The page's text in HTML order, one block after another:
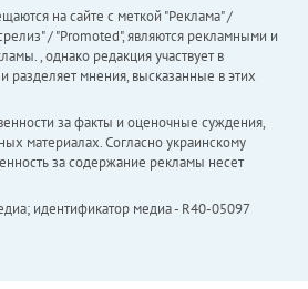
на сайте с меткой "Реклама" /
/ "Promoted", являются рекламными и
, однако редакция участвует в
разделяет мнения, высказанные в этих
за факты и оценочные суждения,
материалах. Согласно украинскому
за содержание рекламы несет
идентификатор медиа - R40-05097